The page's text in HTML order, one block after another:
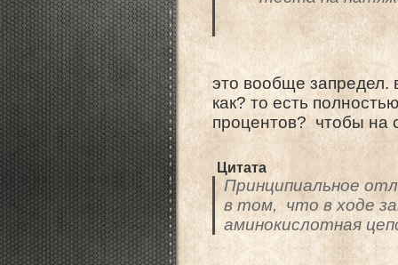
это вообще запредел.
как? то есть
процентов? чтобы на
Цитата
Принципиальное
в том, что в ходе
аминокислотная